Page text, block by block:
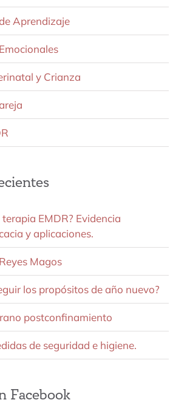
Aprendizaje
y Crianza
EMDR? Evidencia
y aplicaciones.
Magos
los propósitos de año nuevo?
postconfinamiento
de seguridad e higiene.
Facebook